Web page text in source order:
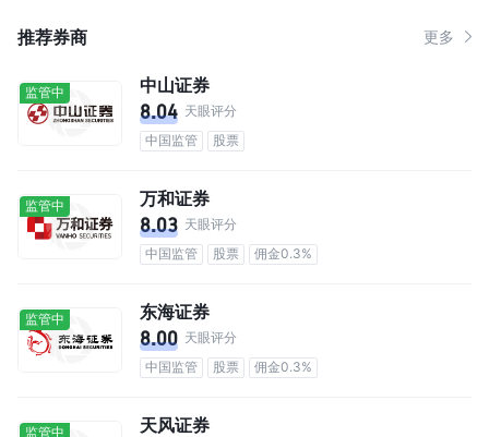
推荐券商 更多
监管中 中山证券
8.04 天眼评分
中国监管
股票
监管中 万和证券
8.03 天眼评分
中国监管
股票 佣金0.3%
监管中 东海证券
8.00 天眼评分
中国监管
股票 佣金0.3%
监管中 天风证券